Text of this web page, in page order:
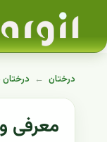
درختان ← درختان
معرفی